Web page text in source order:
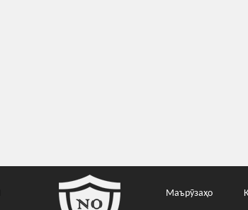
Маърӯзаҳо